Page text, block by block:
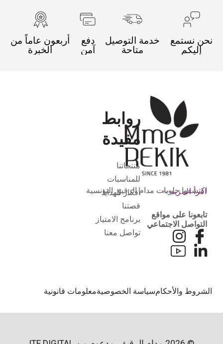
نستمع
إليكم
خدمة التوصيل
متاحة
دفع
آمن
أربعون عاماً من
الخبرة
اكتشفوا حلويات مدام الرقيق التونسية
اقرأ المزيد
تابعونا على مواقع
التواصل الاجتماعي
روابط
مفيدة
منتجاتنا
للمناسبات
أفكار للهدايا
قصتنا
برنامج الامتياز
تواصل معنا
والأحكامسياسة الخصوصيةمعلومات قانونية